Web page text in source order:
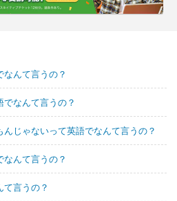
んて言うの？
なんて言うの？
じゃないって英語でなんて言うの？
んて言うの？
言うの？